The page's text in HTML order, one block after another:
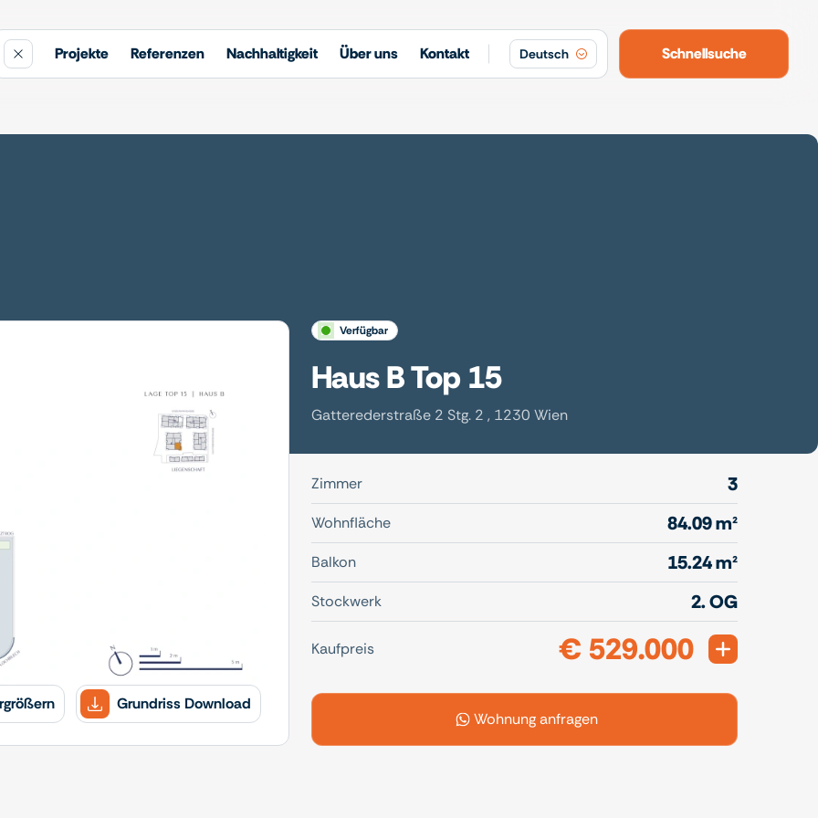
Projekte Referenzen Nachhaltigkeit Über uns Kontakt Deutsch Schnellsuche
Grundriss Download
verfügbar
Haus B Top 15
Gatterederstraße 2 Stg. 2 , 1230 Wien
Zimmer 3
Wohnfläche 84.09 m²
Balkon 15.24 m²
Stockwerk 2. OG
Kaufpreis € 529.000
Wohnung anfragen